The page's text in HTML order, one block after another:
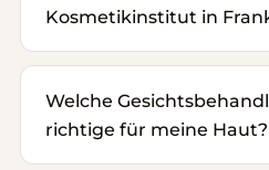
Kosmetikinstitut in
Welche
richtige für meine Haut?